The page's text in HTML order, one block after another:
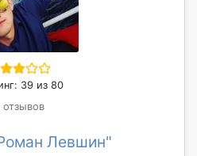
39 из 80
отзывов
Левшин"